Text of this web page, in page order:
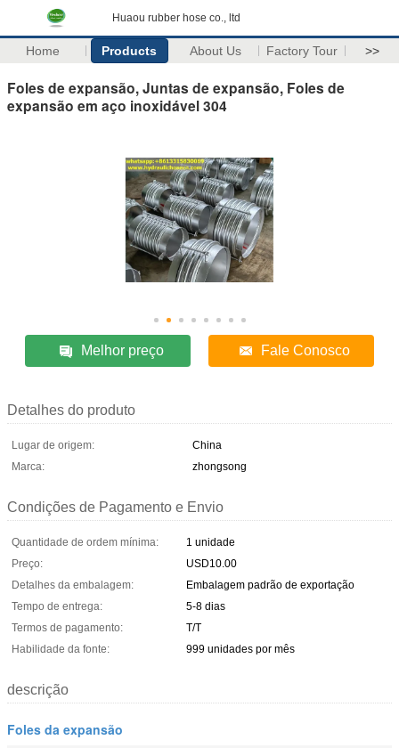
Huaou rubber hose co., ltd
Home Products About Us Factory Tour >>
Foles de expansão, Juntas de expansão, Foles de
expansão em aço inoxidável 304
Melhor preço Fale Conosco
Detalhes do produto
Lugar de origem:
China
Marca:
zhongsong
Condições de Pagamento e Envio
Quantidade de ordem mínima:
1 unidade
Preço:
USD10.00
Detalhes da embalagem:
Embalagem padrão de exportação
Tempo de entrega:
5-8 dias
Termos de pagamento:
T/T
Habilidade da fonte:
999 unidades por mês
descrição
Foles da expansão